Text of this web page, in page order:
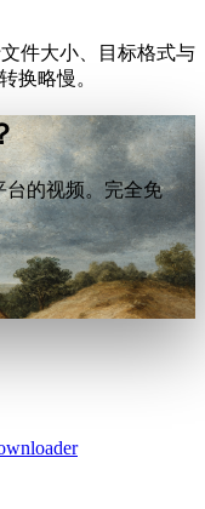
件大小、目标格式与
换略慢。
台的视频。完全免